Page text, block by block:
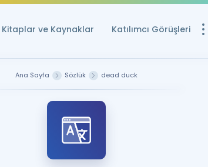
Kitaplar ve Kaynaklar Katılımcı Görüşleri
Ücretsiz
Ana Sayfa Sözlük dead duck